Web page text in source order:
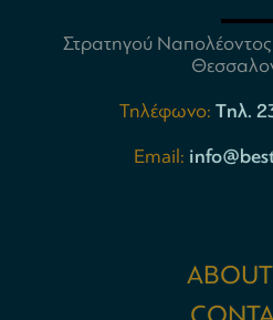
Στρατηγού
Τηλέφωνο: Tηλ.
Email: